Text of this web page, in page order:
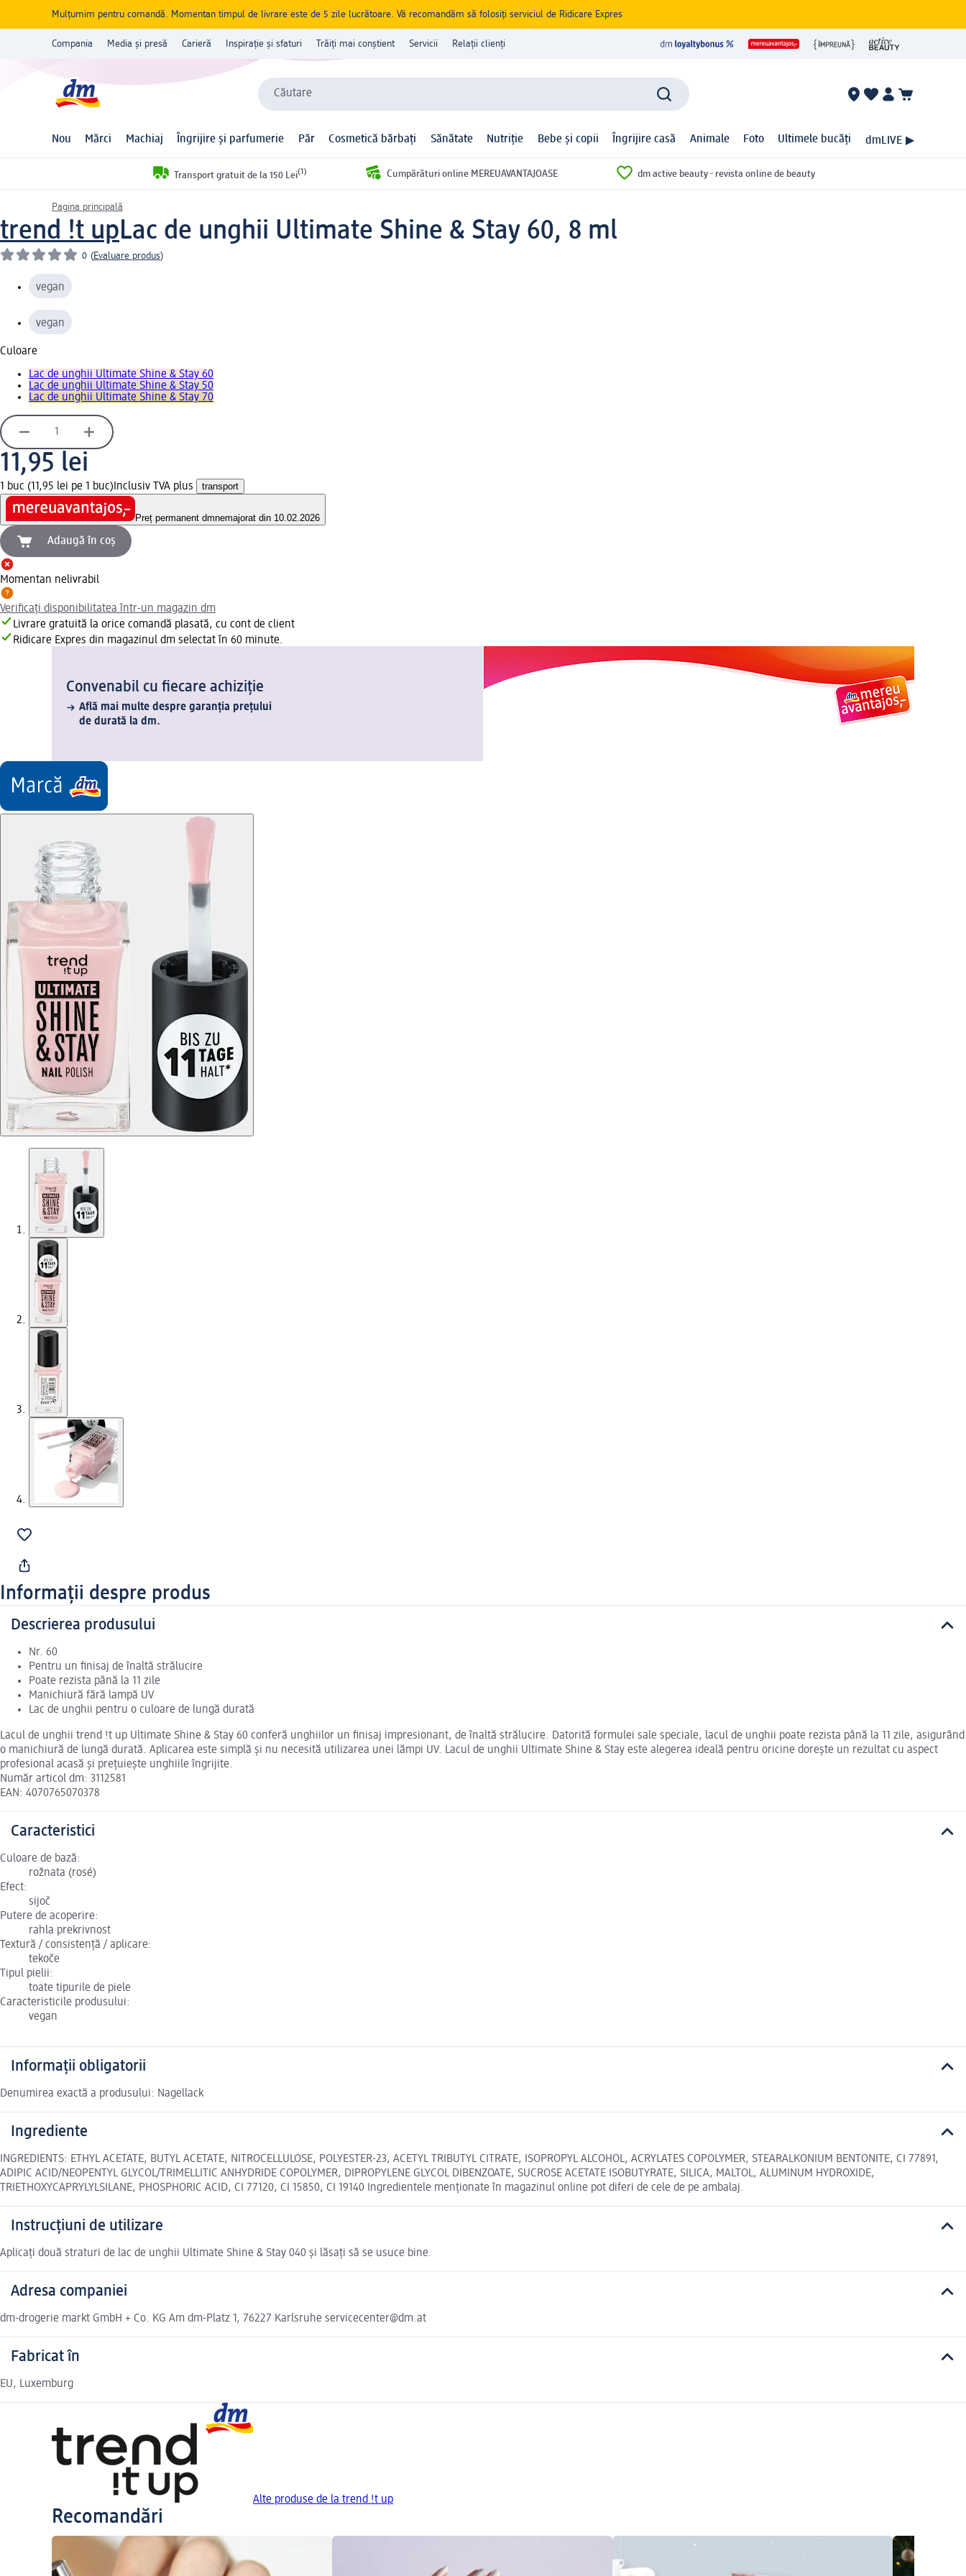
Mulțumim pentru comandă. Momentan timpul de livrare este de 5 zile lucrătoare. Vă recomandăm să folosiți serviciul de Ridicare Expres
Compania Media și presă Carieră Inspirație și sfaturi Trăiți mai conștient Servicii Relații clienți
Căutare
Nou Mărci Machiaj Îngrijire și parfumerie Păr Cosmetică bărbați Sănătate Nutriție Bebe și copii Îngrijire casă Animale Foto Ultimele bucăți dmLIVE ▶
Transport gratuit de la 150 Lei(1) Cumpărături online MEREUAVANTAJOASE dm active beauty - revista online de beauty
Pagina principală
trend !t upLac de unghii Ultimate Shine & Stay 60, 8 ml
0 (Evaluare produs)
vegan
vegan
Culoare
Lac de unghii Ultimate Shine & Stay 60
Lac de unghii Ultimate Shine & Stay 50
Lac de unghii Ultimate Shine & Stay 70
11,95 lei
1 buc (11,95 lei pe 1 buc) Inclusiv TVA plus transport
Preț permanent dmnemajorat din 10.02.2026
Adaugă în coș
Momentan nelivrabil
Verificați disponibilitatea într-un magazin dm
Livrare gratuită la orice comandă plasată, cu cont de client
Ridicare Expres din magazinul dm selectat în 60 minute.
Convenabil cu fiecare achiziție
Află mai multe despre garanția prețului
de durată la dm.
Informații despre produs
Descrierea produsului
Nr. 60
Pentru un finisaj de înaltă strălucire
Poate rezista până la 11 zile
Manichiură fără lampă UV
Lac de unghii pentru o culoare de lungă durată
Lacul de unghii trend !t up Ultimate Shine & Stay 60 conferă unghiilor un finisaj impresionant, de înaltă strălucire. Datorită formulei sale speciale, lacul de unghii poate rezista până la 11 zile, asigurând
o manichiură de lungă durată. Aplicarea este simplă și nu necesită utilizarea unei lămpi UV. Lacul de unghii Ultimate Shine & Stay este alegerea ideală pentru oricine dorește un rezultat cu aspect
profesional acasă și prețuiește unghiile îngrijite.
Număr articol dm: 3112581
EAN: 4070765070378
Caracteristici
Culoare de bază:
rožnata (rosé)
Efect:
sijoč
Putere de acoperire:
rahla prekrivnost
Textură / consistență / aplicare:
tekoče
Tipul pielii:
toate tipurile de piele
Caracteristicile produsului:
vegan
Informații obligatorii
Denumirea exactă a produsului: Nagellack
Ingrediente
INGREDIENTS: ETHYL ACETATE, BUTYL ACETATE, NITROCELLULOSE, POLYESTER-23, ACETYL TRIBUTYL CITRATE, ISOPROPYL ALCOHOL, ACRYLATES COPOLYMER, STEARALKONIUM BENTONITE, CI 77891,
ADIPIC ACID/NEOPENTYL GLYCOL/TRIMELLITIC ANHYDRIDE COPOLYMER, DIPROPYLENE GLYCOL DIBENZOATE, SUCROSE ACETATE ISOBUTYRATE, SILICA, MALTOL, ALUMINUM HYDROXIDE,
TRIETHOXYCAPRYLYLSILANE, PHOSPHORIC ACID, CI 77120, CI 15850, CI 19140 Ingredientele menționate în magazinul online pot diferi de cele de pe ambalaj.
Instrucțiuni de utilizare
Aplicați două straturi de lac de unghii Ultimate Shine & Stay 040 și lăsați să se usuce bine.
Adresa companiei
dm-drogerie markt GmbH + Co. KG Am dm-Platz 1, 76227 Karlsruhe servicecenter@dm.at
Fabricat în
EU, Luxemburg
Alte produse de la trend !t up
Recomandări